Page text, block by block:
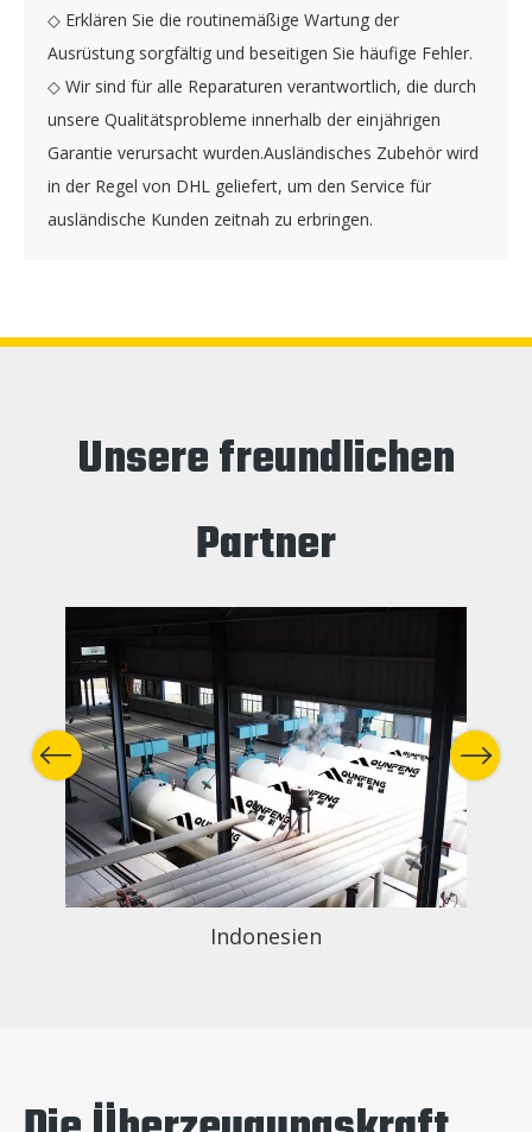
◇ Erklären Sie die routinemäßige Wartung der
Ausrüstung sorgfältig und beseitigen Sie häufige Fehler.
◇ Wir sind für alle Reparaturen verantwortlich, die durch
unsere Qualitätsprobleme innerhalb der einjährigen
Garantie verursacht wurden.Ausländisches Zubehör wird
in der Regel von DHL geliefert, um den Service für
ausländische Kunden zeitnah zu erbringen.
Unsere freundlichen
Partner
Previous
Indonesien
Next